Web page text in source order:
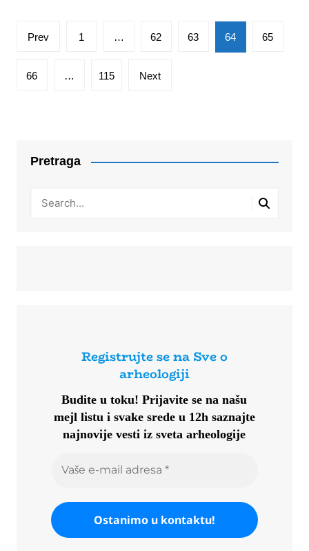
Posts
Prev 1 … 62 63 64 65
66 … 115 Next
Pretraga
Registrujte se na Sve o
arheologiji
Budite u toku!Prijavite se na našu
mejl listu i svake srede u 12h saznajte
najnovije vesti iz sveta arheologije